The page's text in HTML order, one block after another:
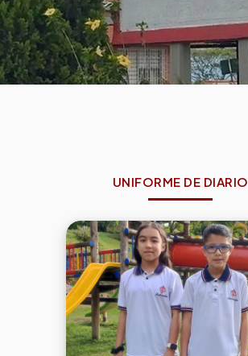
UNIFORME DE DIARIO